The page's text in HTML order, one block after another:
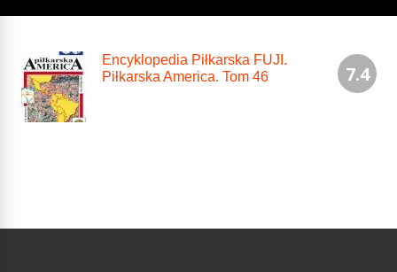
7.4
Encyklopedia Piłkarska FUJI.
Piłkarska America. Tom 46